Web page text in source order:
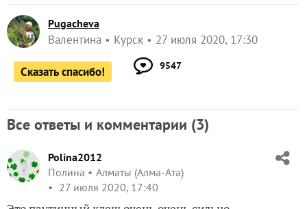
Pugacheva
Валентина Курск 27 июля 2020, 17:30
Сказать спасибо! 9547
Все ответы и комментарии (3)
Polina2012
Полина
Алматы (Алма-Ата)
27 июля 2020, 17:40